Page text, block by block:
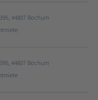
44807 Bochum
44807 Bochum